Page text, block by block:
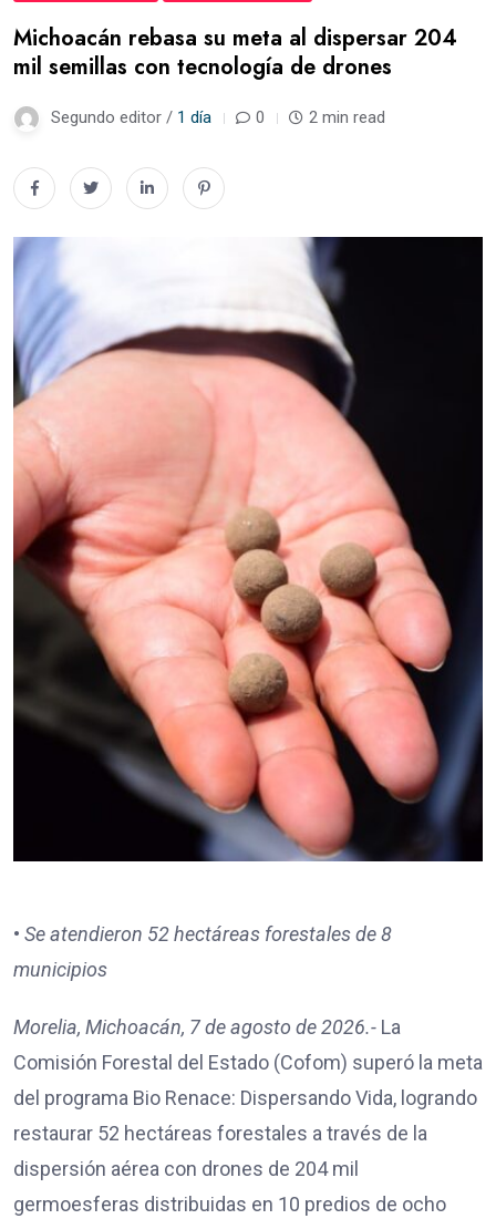
Michoacán rebasa su meta al dispersar 204
mil semillas con tecnología de drones
Segundo editor / 1 día 0 2 min read
• Se atendieron 52 hectáreas forestales de 8
municipios
Morelia, Michoacán, 7 de agosto de 2026.- La
Comisión Forestal del Estado (Cofom) superó la meta
del programa Bio Renace: Dispersando Vida, logrando
restaurar 52 hectáreas forestales a través de la
dispersión aérea con drones de 204 mil
germoesferas distribuidas en 10 predios de ocho